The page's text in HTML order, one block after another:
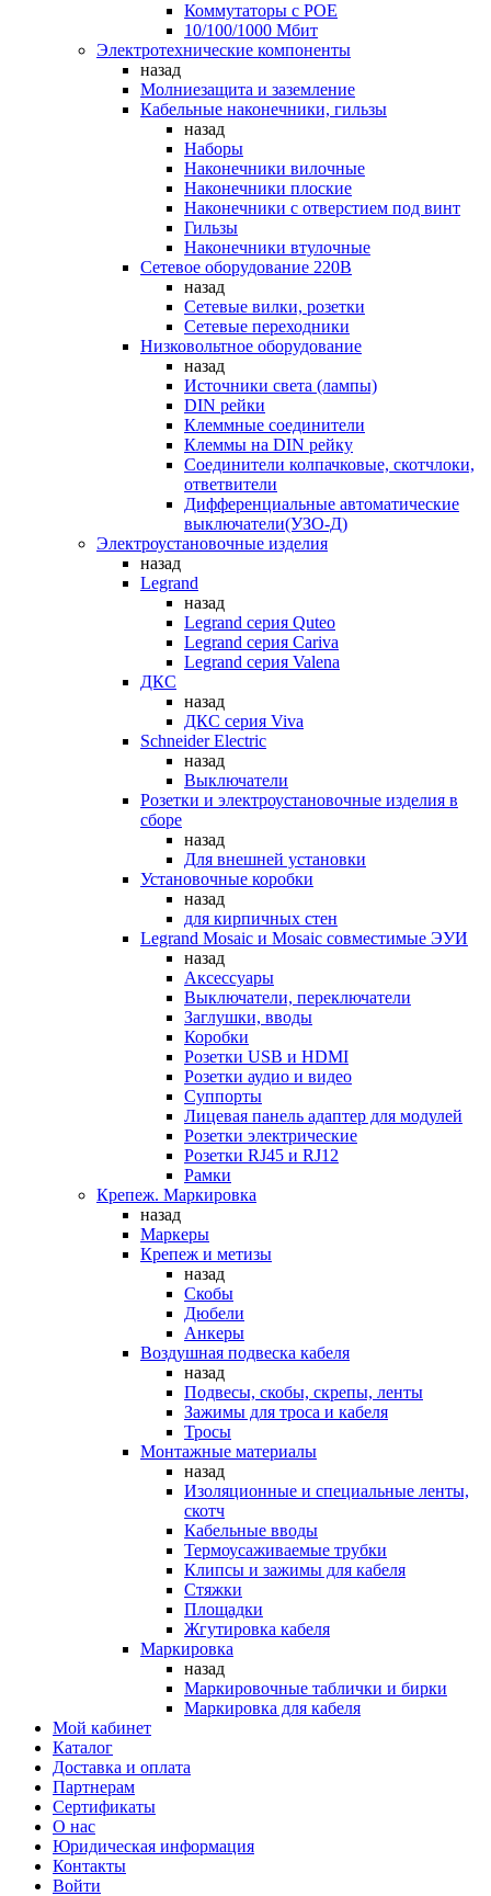
Коммутаторы c POE
10/100/1000 Мбит
Электротехнические компоненты
назад
Молниезащита и заземление
Кабельные наконечники, гильзы
назад
Наборы
Наконечники вилочные
Наконечники плоские
Наконечники с отверстием под винт
Гильзы
Наконечники втулочные
Сетевое оборудование 220В
назад
Сетевые вилки, розетки
Сетевые переходники
Низковольтное оборудование
назад
Источники света (лампы)
DIN рейки
Клеммные соединители
Клеммы на DIN рейку
Соединители колпачковые, скотчлоки,
ответвители
Дифференциальные автоматические
выключатели(УЗО-Д)
Электроустановочные изделия
назад
Legrand
назад
Legrand серия Quteo
Legrand серия Cariva
Legrand серия Valena
ДКС
назад
ДКС серия Viva
Schneider Electric
назад
Выключатели
Розетки и электроустановочные изделия в
сборе
назад
Для внешней установки
Установочные коробки
назад
для кирпичных стен
Legrand Mosaic и Mosaic совместимые ЭУИ
назад
Аксессуары
Выключатели, переключатели
Заглушки, вводы
Коробки
Розетки USB и HDMI
Розетки аудио и видео
Суппорты
Лицевая панель адаптер для модулей
Розетки электрические
Розетки RJ45 и RJ12
Рамки
Крепеж. Маркировка
назад
Маркеры
Крепеж и метизы
назад
Скобы
Дюбели
Анкеры
Воздушная подвеска кабеля
назад
Подвесы, скобы, скрепы, ленты
Зажимы для троса и кабеля
Тросы
Монтажные материалы
назад
Изоляционные и специальные ленты,
скотч
Кабельные вводы
Термоусаживаемые трубки
Клипсы и зажимы для кабеля
Стяжки
Площадки
Жгутировка кабеля
Маркировка
назад
Маркировочные таблички и бирки
Маркировка для кабеля
Мой кабинет
Каталог
Доставка и оплата
Партнерам
Сертификаты
О нас
Юридическая информация
Контакты
Войти